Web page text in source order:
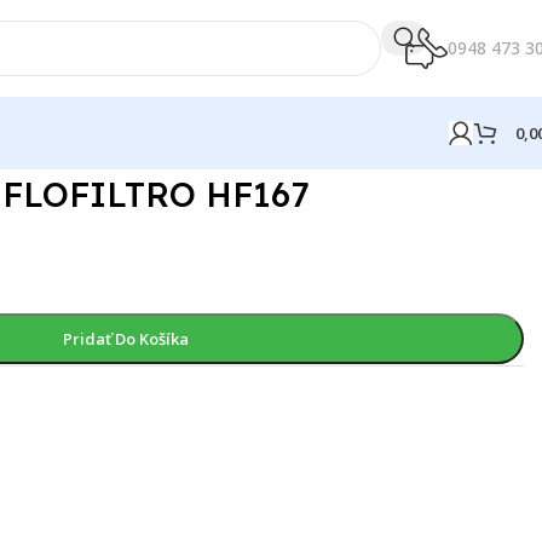
0948 473
HF167
Pridať Do Košíka